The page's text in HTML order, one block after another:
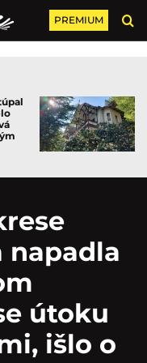
PREMIUM
napadla
útoku
išlo o